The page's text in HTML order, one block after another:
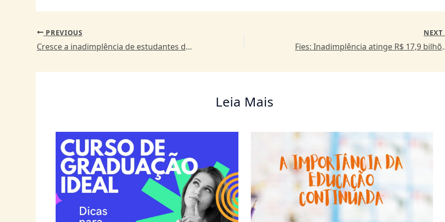
PREVIOUS
Cresce a inadimplência de estudantes do FIES e vai a 59,3% em 2024
NEXT
Fies:
Leia Mais